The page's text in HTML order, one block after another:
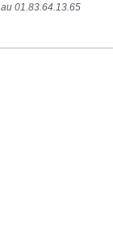
01.83.64.13.65